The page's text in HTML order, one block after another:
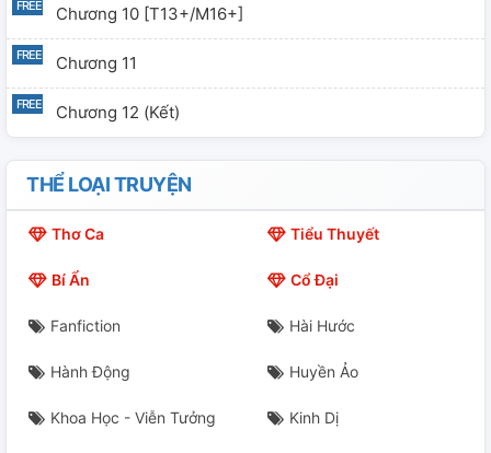
Chương 10 [T13+/M16+]
Chương 11
Chương 12 (Kết)
THỂ LOẠI TRUYỆN
Thơ Ca Tiểu Thuyết
Bí Ẩn Cổ Đại
Fanfiction Hài Hước
Hành Động Huyền Ảo
Khoa Học - Viễn Tưởng Kinh Dị